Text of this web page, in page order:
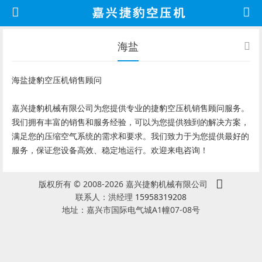
海盐
海盐捷豹空压机销售顾问
嘉兴捷豹机械有限公司为您提供专业的捷豹空压机销售顾问服务。
我们拥有丰富的销售和服务经验，可以为您提供独到的解决方案，
满足您的压缩空气系统的需求和要求。我们致力于为您提供最好的
服务，保证您设备高效、稳定地运行。欢迎来电咨询！
版权所有 © 2008-2026 嘉兴捷豹机械有限公司
联系人：洪经理 15958319208
地址：嘉兴市国际电气城A1幢07-08号